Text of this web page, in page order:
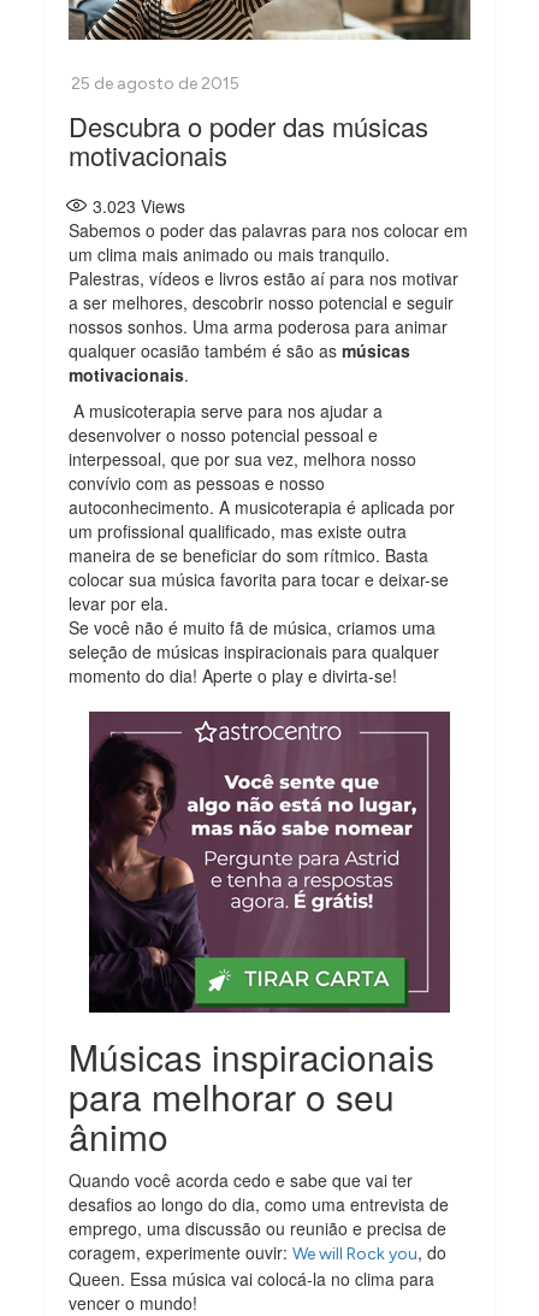
Descubra o poder das músicas
motivacionais
3.023 Views
Sabemos o poder das palavras para nos colocar em
um clima mais animado ou mais tranquilo.
Palestras, vídeos e livros estão aí para nos motivar
a ser melhores, descobrir nosso potencial e seguir
nossos sonhos. Uma arma poderosa para animar
qualquer ocasião também é são asmúsicas
motivacionais.
A musicoterapia serve para nos ajudar a
desenvolver o nosso potencial pessoal e
interpessoal, que por sua vez, melhora nosso
convívio com as pessoas e nosso
autoconhecimento. A musicoterapia é aplicada por
um profissional qualificado, mas existe outra
maneira de se beneficiar do som rítmico. Basta
colocar sua música favorita para tocar e deixar-se
levar por ela.
Se você não é muito fã de música, criamos uma
seleção de músicas inspiracionais para qualquer
momento do dia! Aperte o play e divirta-se!
Músicas inspiracionais
para melhorar o seu
ânimo
Quando você acorda cedo e sabe que vai ter
desafios ao longo do dia, como uma entrevista de
emprego, uma discussão ou reunião e precisa de
coragem, experimente ouvir:We will Rock you, do
Queen. Essa música vai colocá-la no clima para
vencer o mundo!